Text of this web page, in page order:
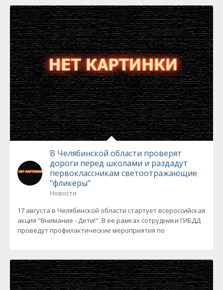
В Челябинской области проверят
дороги перед школами и раздадут
первоклассникам светоотражающие
"фликеры"
Новости
17 августа в Челябинской области стартует всероссийская
акция "Внимание - Дети!". В ее рамках сотрудники ГИБДД
проведут профилактические мероприятия по